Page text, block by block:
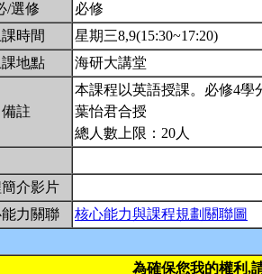
/選修
必修
課時間
星期三8,9(15:30~17:20)
課地點
海研大講堂
備註
本課程以英語授課。必修4
葉怡君合授
總人數上限：20人
介影片
力關聯
核心能力與課程規劃關聯圖
為確保您我的權利,